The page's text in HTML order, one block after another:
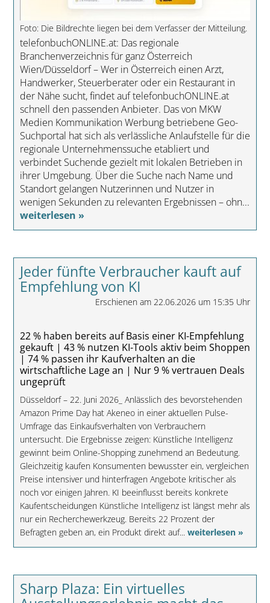
Foto: Die Bildrechte liegen bei dem Verfasser der Mitteilung.
telefonbuchONLINE.at: Das regionale
Branchenverzeichnis für ganz Österreich
Wien/Düsseldorf – Wer in Österreich einen Arzt,
Handwerker, Steuerberater oder ein Restaurant in
der Nähe sucht, findet auf telefonbuchONLINE.at
schnell den passenden Anbieter. Das von MKW
Medien Kommunikation Werbung betriebene Geo-
Suchportal hat sich als verlässliche Anlaufstelle für die
regionale Unternehmenssuche etabliert und
verbindet Suchende gezielt mit lokalen Betrieben in
ihrer Umgebung. Über die Suche nach Name und
Standort gelangen Nutzerinnen und Nutzer in
wenigen Sekunden zu relevanten Ergebnissen – ohn...
weiterlesen »
Jeder fünfte Verbraucher kauft auf
Empfehlung von KI
Erschienen am 22.06.2026 um 15:35 Uhr
22 % haben bereits auf Basis einer KI-Empfehlung
gekauft | 43 % nutzen KI-Tools aktiv beim Shoppen
| 74 % passen ihr Kaufverhalten an die
wirtschaftliche Lage an | Nur 9 % vertrauen Deals
ungeprüft
Düsseldorf – 22. Juni 2026_ Anlässlich des bevorstehenden
Amazon Prime Day hat Akeneo in einer aktuellen Pulse-
Umfrage das Einkaufsverhalten von Verbrauchern
untersucht. Die Ergebnisse zeigen: Künstliche Intelligenz
gewinnt beim Online-Shopping zunehmend an Bedeutung.
Gleichzeitig kaufen Konsumenten bewusster ein, vergleichen
Preise intensiver und hinterfragen Angebote kritischer als
noch vor einigen Jahren. KI beeinflusst bereits konkrete
Kaufentscheidungen Künstliche Intelligenz ist längst mehr als
nur ein Recherchewerkzeug. Bereits 22 Prozent der
Befragten geben an, ein Produkt direkt auf... weiterlesen »
Sharp Plaza: Ein virtuelles